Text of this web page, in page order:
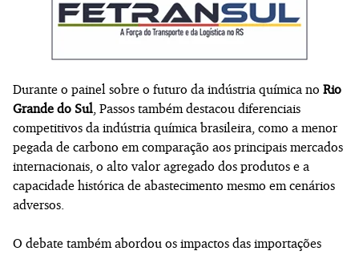
Durante o painel sobre o futuro da indústria química no Rio
Grande do Sul, Passos também destacou diferenciais
competitivos da indústria química brasileira, como a menor
pegada de carbono em comparação aos principais mercados
internacionais, o alto valor agregado dos produtos e a
capacidade histórica de abastecimento mesmo em cenários
adversos.
O debate também abordou os impactos das importações